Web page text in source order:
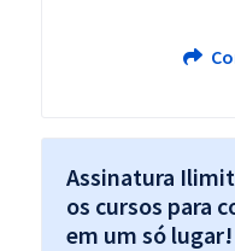
Assinatura
os cursos para
em um só lugar!